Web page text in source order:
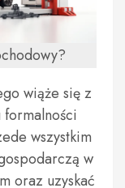
wiąże się z
wszystkim
w
oraz uzyskać